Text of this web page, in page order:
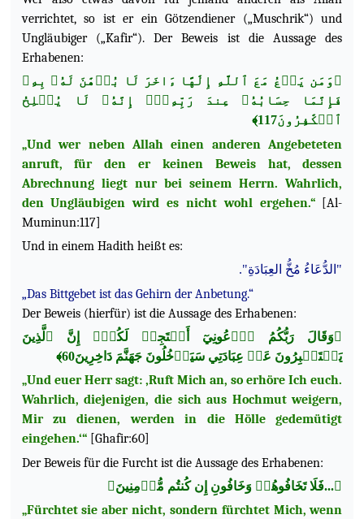
verrichtet, so ist er ein Götzendiener („Muschrik“) und
Ungläubiger („Kafir“). Der Beweis ist die Aussage des
Erhabenen:
﴿وَمَن يَدۡعُ مَعَ ٱللَّهِ إِلَٰهًا ءَاخَرَ لَا بُرۡهَٰنَ لَهُۥ بِهِۦ
فَإِنَّمَا حِسَابُهُۥ عِندَ رَبِّهِۦٓۚ إِنَّهُۥ لَا يُفۡلِحُ
ٱلۡكَٰفِرُونَ117﴾
„Und wer neben Allah einen anderen Angebeteten
anruft, für den er keinen Beweis hat, dessen
Abrechnung liegt nur bei seinem Herrn. Wahrlich,
den Ungläubigen wird es nicht wohl ergehen.“[Al-
Muminun:117]
Und in einem Hadith heißt es:
"الدُّعَاءُ مُخُّ العِبَادَةِ".
„Das Bittgebet ist das Gehirn der Anbetung.“
Der Beweis (hierfür) ist die Aussage des Erhabenen:
﴿وَقَالَ رَبُّكُمُ ٱدۡعُونِيٓ أَسۡتَجِبۡ لَكُمۡۚ إِنَّ ٱلَّذِينَ
يَسۡتَكۡبِرُونَ عَنۡ عِبَادَتِي سَيَدۡخُلُونَ جَهَنَّمَ دَاخِرِينَ60﴾
„Und euer Herr sagt: ‚Ruft Mich an, so erhöre Ich euch.
Wahrlich, diejenigen, die sich aus Hochmut weigern,
Mir zu dienen, werden in die Hölle gedemütigt
eingehen.‘“[Ghafir:60]
Der Beweis für die Furcht ist die Aussage des Erhabenen:
﴿...فَلَا تَخَافُوهُمۡ وَخَافُونِ إِن كُنتُم مُّؤۡمِنِينَ﴾
„Fürchtet sie aber nicht, sondern fürchtet Mich, wenn